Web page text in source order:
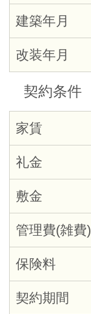
建築年月
改装年月
契約条件
家賃
礼金
敷金
管理費(雑費)
保険料
契約期間